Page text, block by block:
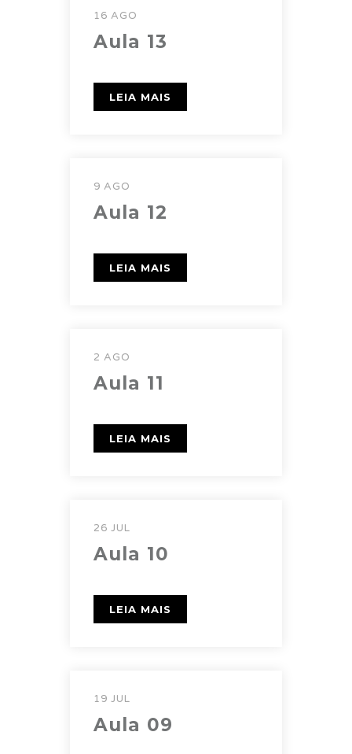
16 AGO
Aula 13
LEIA MAIS
9 AGO
Aula 12
LEIA MAIS
2 AGO
Aula 11
LEIA MAIS
26 JUL
Aula 10
LEIA MAIS
19 JUL
Aula 09